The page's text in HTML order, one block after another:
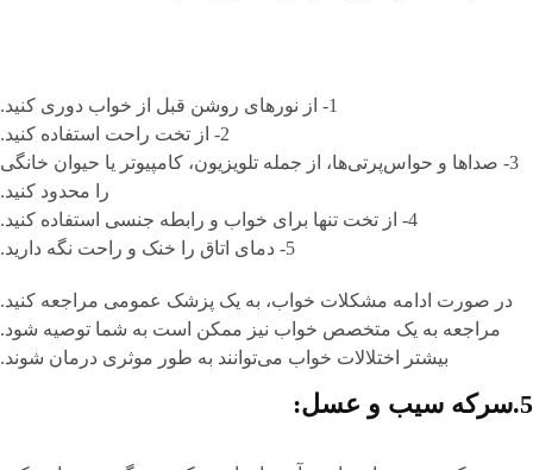
1- از نورهای روشن قبل از خواب دوری کنید.
2- از تخت راحت استفاده کنید.
3- صداها و حواس‌پرتی‌ها، از جمله تلویزیون، کامپیوتر یا حیوان خانگی
را محدود کنید.
4- از تخت تنها برای خواب و رابطه‌ جنسی استفاده کنید.
5- دمای اتاق را خنک و راحت نگه دارید.
در صورت ادامه‌ مشکلات خواب، به یک پزشک عمومی مراجعه کنید.
مراجعه به یک متخصص خواب نیز ممکن است به شما توصیه شود.
بیشتر اختلالات خواب می‌توانند به طور موثری درمان شوند.
5.سرکه سیب و عسل: